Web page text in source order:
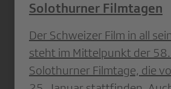
Solothurner Filmtagen
Der Schweizer Film in all
steht im Mittelpunkt der
Solothurner Filmtage, die